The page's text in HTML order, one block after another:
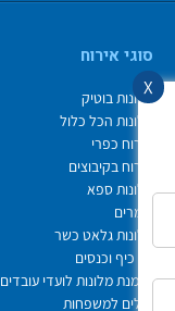
X
סוגי אירוח
מלונות בוטיק
מלונות הכל כלול
אירוח כפרי
אירוח בקיבוצים
מלונות ספא
צימרים
מלונות גלאט כשר
ימי כיף וכנסים
הזמנת מלונות לועדי עובדים
דילים למשפחות